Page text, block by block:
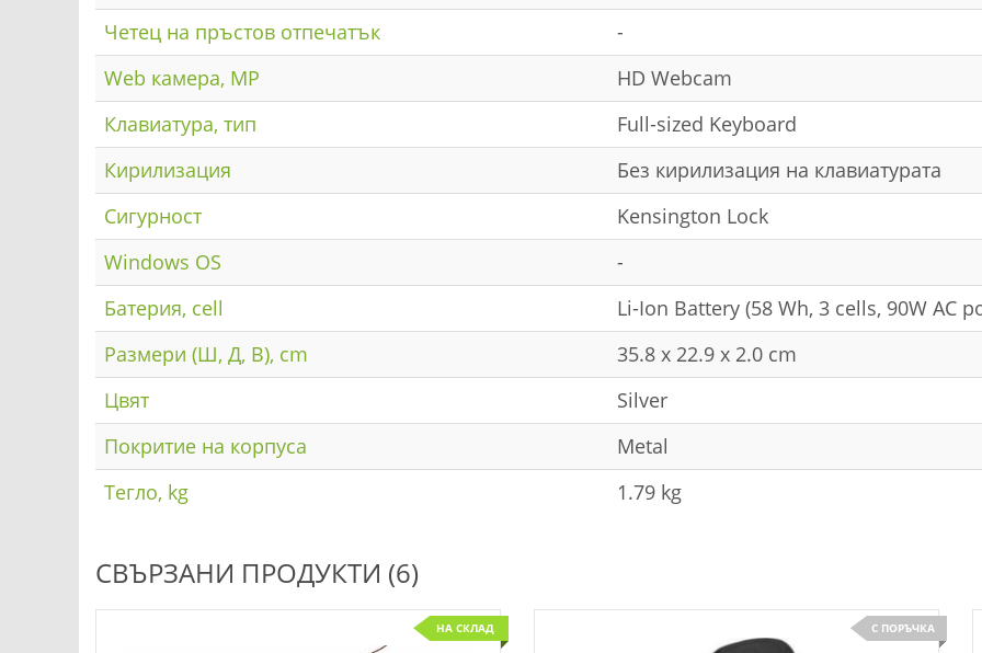
Четец на пръстов отпечатък
-
Web камера, MP
HD Webcam
Клавиатура, тип
Full-sized Keyboard
Кирилизация
Без кирилизация на клавиатурата
Сигурност
Kensington Lock
Windows OS
-
Батерия, cell
Li-Ion Battery (58 Wh, 3 cells, 90W AC
Размери (Ш, Д, В), cm
35.8 x 22.9 x 2.0 cm
Цвят
Silver
Покритие на корпуса
Metal
Тегло, kg
1.79 kg
СВЪРЗАНИ ПРОДУКТИ (6)
НА СКЛАД С ПОРЪЧКА